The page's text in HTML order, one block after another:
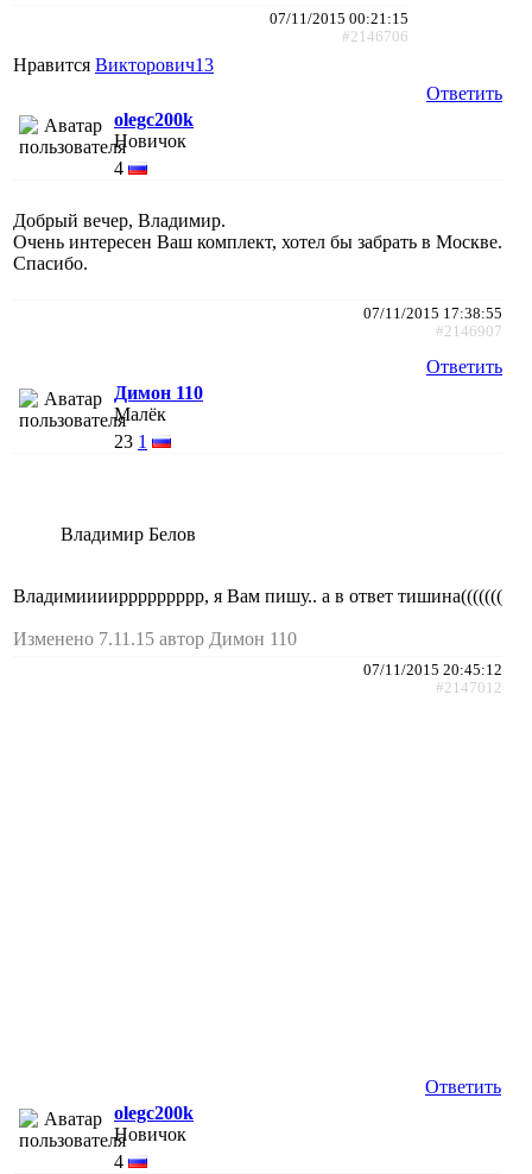
07/11/2015 00:21:15
#2146706
Нравится Викторович13
Ответить
olegc200k
Новичок
4
Добрый вечер, Владимир.
Очень интересен Ваш комплект, хотел бы забрать в Москве.
Спасибо.
07/11/2015 17:38:55
#2146907
Ответить
Димон 110
Малёк
23 1
Владимир Белов
Владимииииррррррррр, я Вам пишу.. а в ответ тишина(((((((
Изменено 7.11.15 автор Димон 110
07/11/2015 20:45:12
#2147012
Ответить
olegc200k
Новичок
4